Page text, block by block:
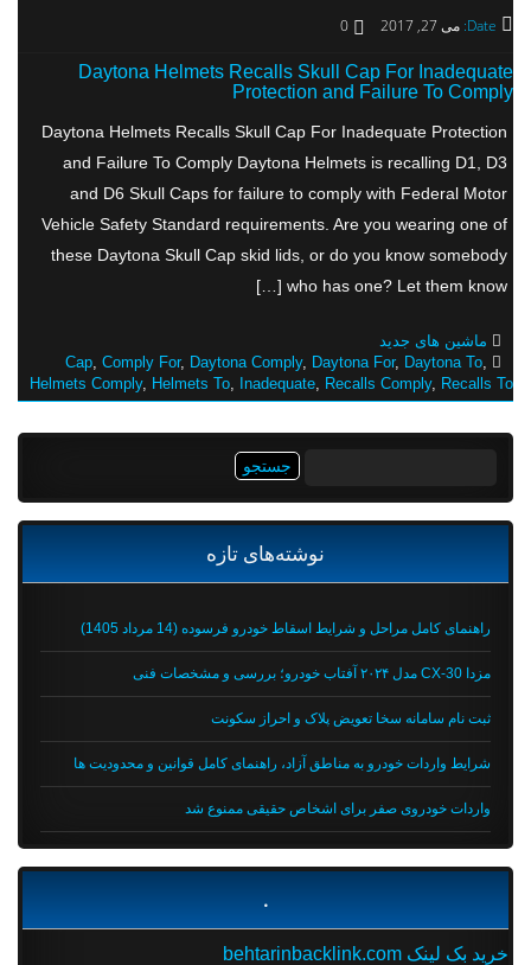
Date: می 27, 2017 0
Daytona Helmets Recalls Skull Cap For Inadequate
Protection and Failure To Comply
Daytona Helmets Recalls Skull Cap For Inadequate Protection
and Failure To Comply Daytona Helmets is recalling D1, D3
and D6 Skull Caps for failure to comply with Federal Motor
Vehicle Safety Standard requirements. Are you wearing one of
these Daytona Skull Cap skid lids, or do you know somebody
who has one? Let them know […]
ماشین های جدید
Cap,Comply For,Daytona Comply,Daytona For,Daytona To
Helmets Comply,Helmets To,Inadequate,Recalls Comply,Recalls To
نوشته‌های تازه
راهنمای کامل مراحل و شرایط اسقاط خودرو فرسوده (14 مرداد 1405)
مزدا CX-30 مدل ۲۰۲۴ آفتاب خودرو؛ بررسی و مشخصات فنی
ثبت نام سامانه سخا تعویض پلاک و احراز سکونت
شرایط واردات خودرو به مناطق آزاد، راهنمای کامل قوانین و محدودیت ها
واردات خودروی صفر برای اشخاص حقیقی ممنوع شد
خرید بک لینک behtarinbacklink.com